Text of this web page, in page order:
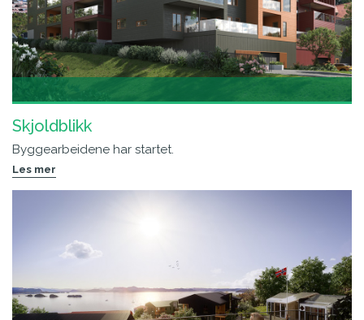
Skjoldblikk
Byggearbeidene har startet.
Les mer